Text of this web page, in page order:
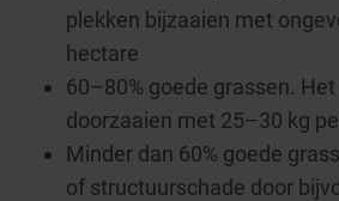
plekken bijzaaien met
hectare
60–80% goede grassen. Het
doorzaaien met 25–30 kg
Minder dan 60% goede
of structuurschade door